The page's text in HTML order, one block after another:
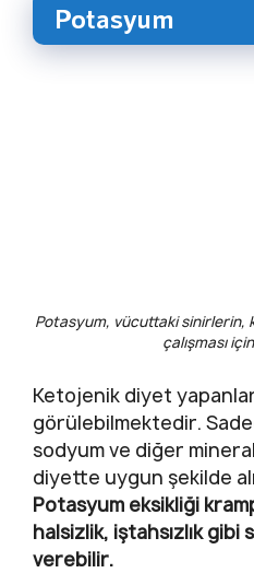
Potasyum
Potasyum, vücuttaki sinirlerin,
çalışması
Ketojenik diyet
görülebilmektedir.
sodyum ve diğer
diyette uygun şekilde
Potasyum eksikliği
halsizlik, iştahsızlık
verebilir.